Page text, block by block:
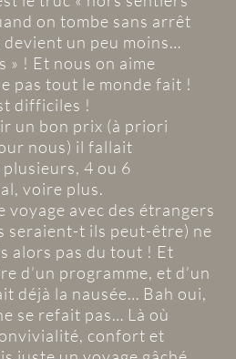
on tombe sans arrêt
un peu moins…
» ! Et nous on aime
pas tout le monde fait !
difficiles !
un bon prix (à priori
nous) il fallait
4 ou 6
voire plus.
voyage avec des étrangers
seraient-t ils peut-être) ne
alors pas du tout ! Et
d’un programme, et d’un
déjà la nausée… Bah oui,
se refait pas… Là où
confort et